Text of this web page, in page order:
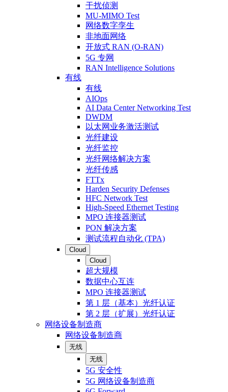
干扰侦测
MU-MIMO Test
网络数字孪生
非地面网络
开放式 RAN (O-RAN)
5G 专网
RAN Intelligence Solutions
有线
有线
AIOps
AI Data Center Networking Test
DWDM
以太网业务激活测试
光纤建设
光纤监控
光纤网络解决方案
光纤传感
FTTx
Harden Security Defenses
HFC Network Test
High-Speed Ethernet Testing
MPO 连接器测试
PON 解决方案
测试流程自动化 (TPA)
Cloud
Cloud
超大规模
数据中心互连
MPO 连接器测试
第 1 层（基本）光纤认证
第 2 层（扩展）光纤认证
网络设备制造商
网络设备制造商
无线
无线
5G 安全性
5G 网络设备制造商